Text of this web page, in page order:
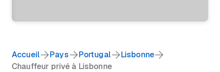
Accueil Pays Portugal
Lisbonne
Chauffeur privé à Lisbonne